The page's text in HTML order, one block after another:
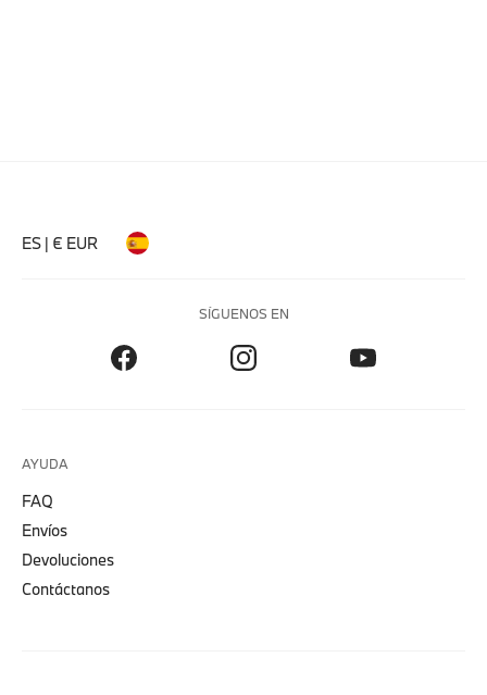
ES | € EUR
SÍGUENOS EN
AYUDA
FAQ
Envíos
Devoluciones
Contáctanos